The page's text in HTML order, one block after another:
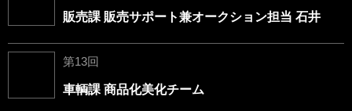
販売課 販売サポート兼オークション担当 石井
第13回
車輌課 商品化美化チーム